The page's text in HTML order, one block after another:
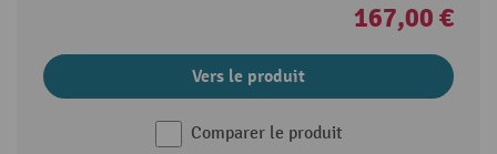
167,00 €
Vers le produit
Comparer le produit